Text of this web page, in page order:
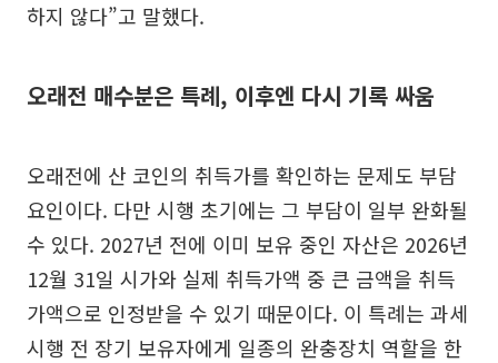
하지 않다”고 말했다.
오래전 매수분은 특례, 이후엔 다시 기록 싸움
오래전에 산 코인의 취득가를 확인하는 문제도 부담
요인이다. 다만 시행 초기에는 그 부담이 일부 완화될
수 있다. 2027년 전에 이미 보유 중인 자산은 2026년
12월 31일 시가와 실제 취득가액 중 큰 금액을 취득
가액으로 인정받을 수 있기 때문이다. 이 특례는 과세
시행 전 장기 보유자에게 일종의 완충장치 역할을 한